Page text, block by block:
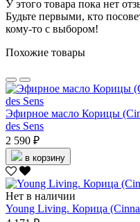
У этого товара пока нет
Будьте первыми, кто
кому-то с выбором!
Похожие товары
Эфирное масло Корицы
des Sens
2 590 ₽
в корзину
Нет в наличии
Young Living. Корица